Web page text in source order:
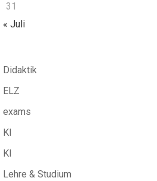
31
« Juli
Didaktik
ELZ
exams
KI
KI
Lehre & Studium